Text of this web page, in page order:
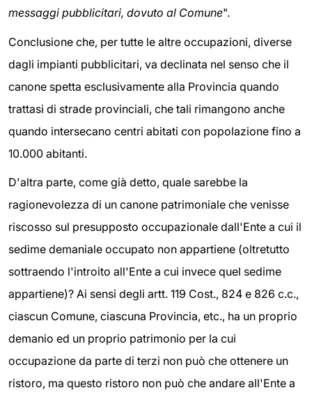
messaggi pubblicitari, dovuto al Comune".
Conclusione che, per tutte le altre occupazioni, diverse
dagli impianti pubblicitari, va declinata nel senso che il
canone spetta esclusivamente alla Provincia quando
trattasi di strade provinciali, che tali rimangono anche
quando intersecano centri abitati con popolazione fino a
10.000 abitanti.
D'altra parte, come già detto, quale sarebbe la
ragionevolezza di un canone patrimoniale che venisse
riscosso sul presupposto occupazionale dall'Ente a cui il
sedime demaniale occupato non appartiene (oltretutto
sottraendo l'introito all'Ente a cui invece quel sedime
appartiene)? Ai sensi degli artt. 119 Cost., 824 e 826 c.c.,
ciascun Comune, ciascuna Provincia, etc., ha un proprio
demanio ed un proprio patrimonio per la cui
occupazione da parte di terzi non può che ottenere un
ristoro, ma questo ristoro non può che andare all'Ente a